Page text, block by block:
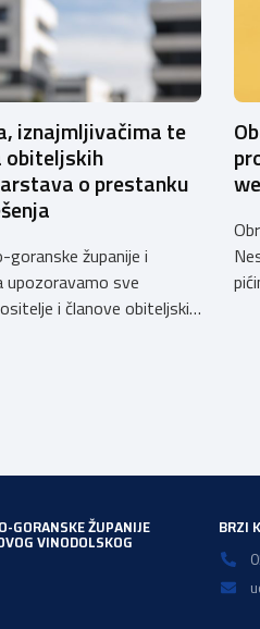
iznajmljivačima te
obiteljskih
o prestanku
županije i
sve
i članove obiteljskih
GORANSKE ŽUPANIJE
VINODOLSKOG
BRZI